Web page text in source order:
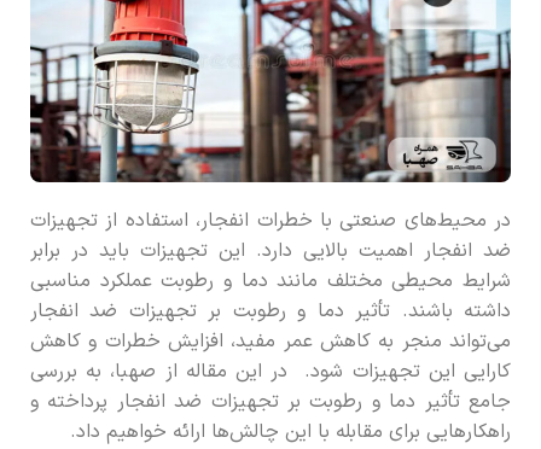
در محیط‌های صنعتی با خطرات انفجار، استفاده از تجهیزات
ضد انفجار اهمیت بالایی دارد. این تجهیزات باید در برابر
شرایط محیطی مختلف مانند دما و رطوبت عملکرد مناسبی
داشته باشند. تأثیر دما و رطوبت بر تجهیزات ضد انفجار
می‌تواند منجر به کاهش عمر مفید، افزایش خطرات و کاهش
کارایی این تجهیزات شود. در این مقاله از صهبا، به بررسی
جامع تأثیر دما و رطوبت بر تجهیزات ضد انفجار پرداخته و
راهکارهایی برای مقابله با این چالش‌ها ارائه خواهیم داد.